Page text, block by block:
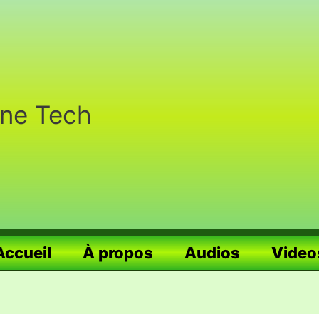
Tech
À propos Audios